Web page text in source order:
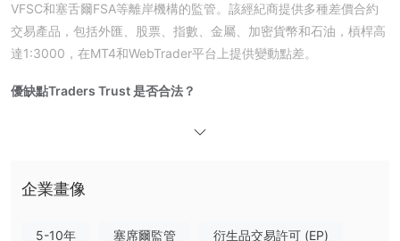
VFSC和塞舌爾FSA等離岸機構的監管。該經紀商提供多種差價合約
交易產品，包括外匯、股票、指數、金屬、加密貨幣和石油，槓桿高
達1:3000，在MT4和WebTrader平台上提供變動點差。
優缺點Traders Trust 是否合法？
Traders Trust擁有多種不同的差價合約產品，如外匯、股票、指
企業畫像
5-10年 塞席爾監管 衍生品交易許可 (EP)